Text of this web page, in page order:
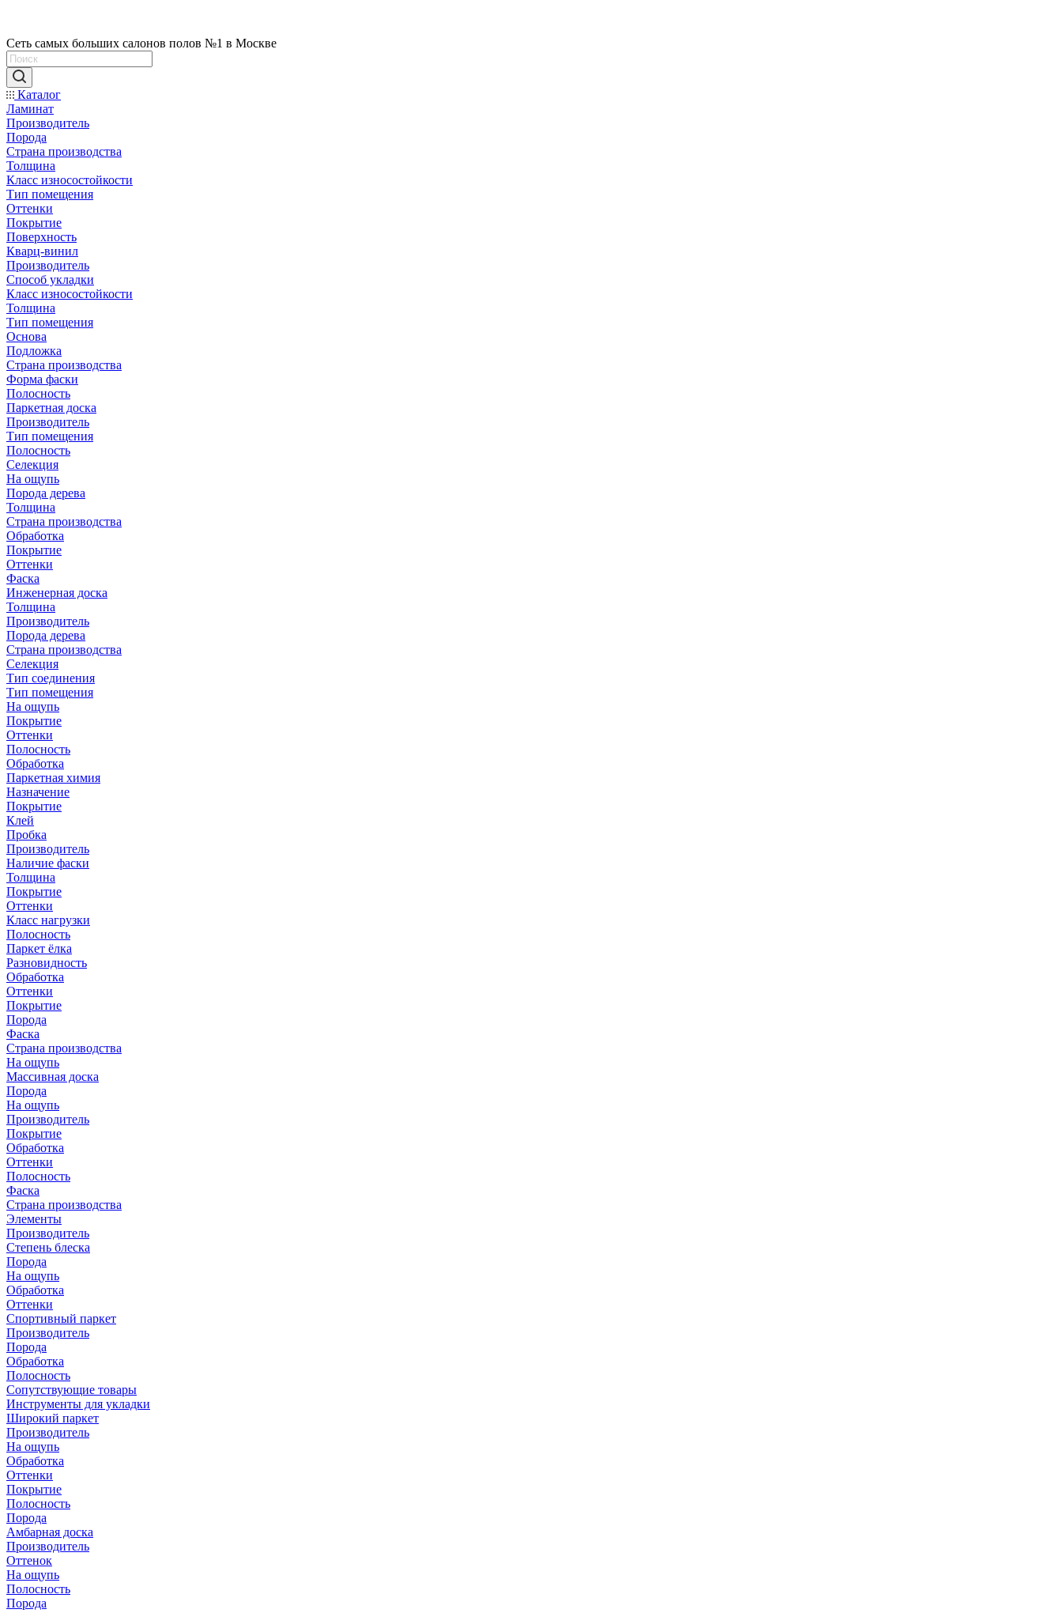
Сеть самых больших салонов полов №1 в Москве
Каталог
Ламинат
Производитель
Порода
Страна производства
Толщина
Класс износостойкости
Тип помещения
Оттенки
Покрытие
Поверхность
Кварц-винил
Производитель
Способ укладки
Класс износостойкости
Толщина
Тип помещения
Основа
Подложка
Страна производства
Форма фаски
Полосность
Паркетная доска
Производитель
Тип помещения
Полосность
Селекция
На ощупь
Порода дерева
Толщина
Страна производства
Обработка
Покрытие
Оттенки
Фаска
Инженерная доска
Толщина
Производитель
Порода дерева
Страна производства
Селекция
Тип соединения
Тип помещения
На ощупь
Покрытие
Оттенки
Полосность
Обработка
Паркетная химия
Назначение
Покрытие
Клей
Пробка
Производитель
Наличие фаски
Толщина
Покрытие
Оттенки
Класс нагрузки
Полосность
Паркет ёлка
Разновидность
Обработка
Оттенки
Покрытие
Порода
Фаска
Страна производства
На ощупь
Массивная доска
Порода
На ощупь
Производитель
Покрытие
Обработка
Оттенки
Полосность
Фаска
Страна производства
Элементы
Производитель
Степень блеска
Порода
На ощупь
Обработка
Оттенки
Спортивный паркет
Производитель
Порода
Обработка
Полосность
Сопутствующие товары
Инструменты для укладки
Широкий паркет
Производитель
На ощупь
Обработка
Оттенки
Покрытие
Полосность
Порода
Амбарная доска
Производитель
Оттенок
На ощупь
Полосность
Порода